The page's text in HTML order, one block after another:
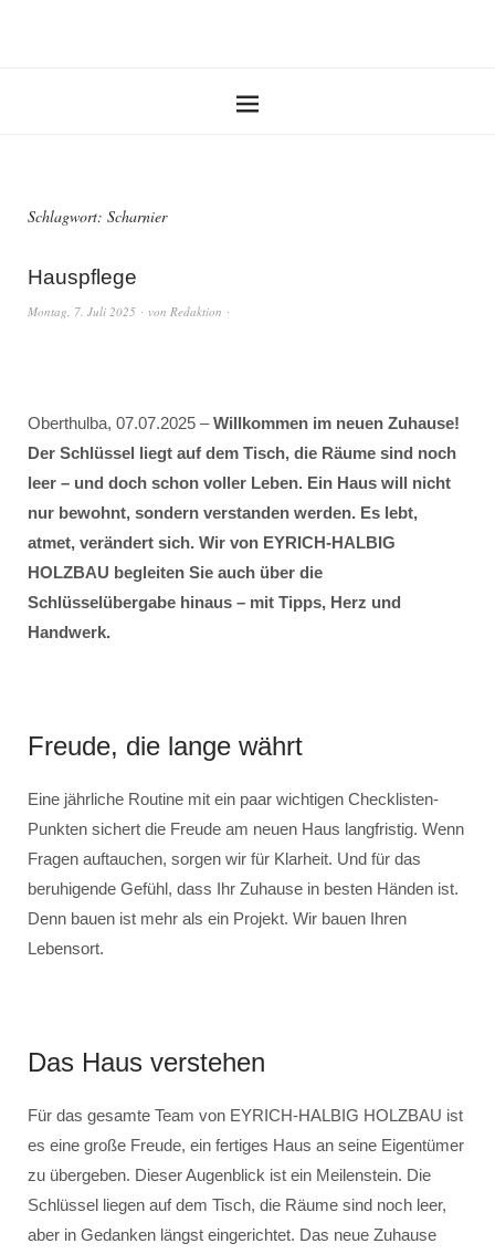
Schlagwort: Scharnier
Hauspflege
Montag, 7. Juli 2025 von Redaktion
Oberthulba, 07.07.2025 –Willkommen im neuen Zuhause!
Der Schlüssel liegt auf dem Tisch, die Räume sind noch
leer – und doch schon voller Leben. Ein Haus will nicht
nur bewohnt, sondern verstanden werden. Es lebt,
atmet, verändert sich. Wir von EYRICH-HALBIG
HOLZBAU begleiten Sie auch über die
Schlüsselübergabe hinaus – mit Tipps, Herz und
Handwerk.
Freude, die lange währt
Eine jährliche Routine mit ein paar wichtigen Checklisten-
Punkten sichert die Freude am neuen Haus langfristig. Wenn
Fragen auftauchen, sorgen wir für Klarheit. Und für das
beruhigende Gefühl, dass Ihr Zuhause in besten Händen ist.
Denn bauen ist mehr als ein Projekt. Wir bauen Ihren
Lebensort.
Das Haus verstehen
Für das gesamte Team von EYRICH-HALBIG HOLZBAU ist
es eine große Freude, ein fertiges Haus an seine Eigentümer
zu übergeben. Dieser Augenblick ist ein Meilenstein. Die
Schlüssel liegen auf dem Tisch, die Räume sind noch leer,
aber in Gedanken längst eingerichtet. Das neue Zuhause